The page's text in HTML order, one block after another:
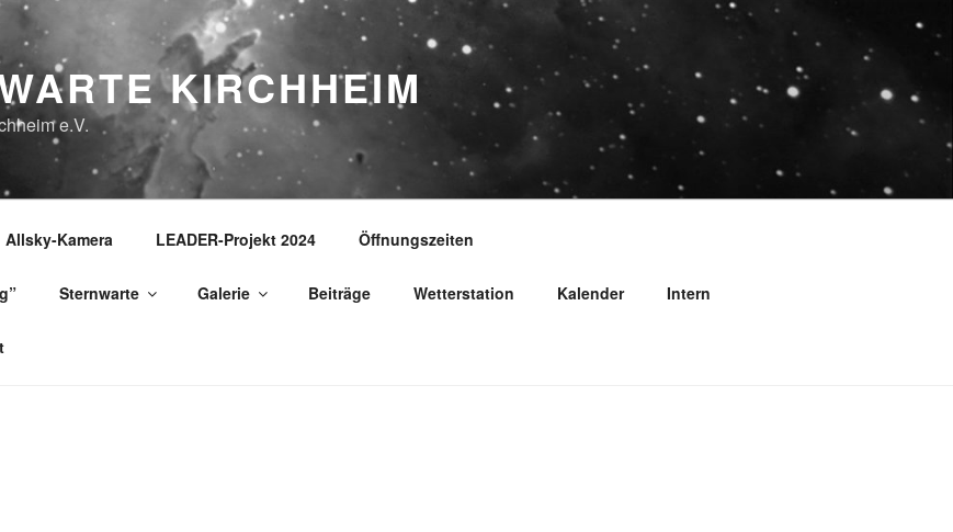
KIRCHHEIM
e.V.
Allsky-Kamera LEADER-Projekt 2024 Öffnungszeiten
Sternwarte Galerie Beiträge Wetterstation Kalender Intern